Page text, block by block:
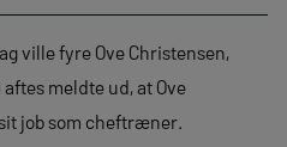
ville fyre Ove Christensen,
meldte ud, at Ove
job som cheftræner.